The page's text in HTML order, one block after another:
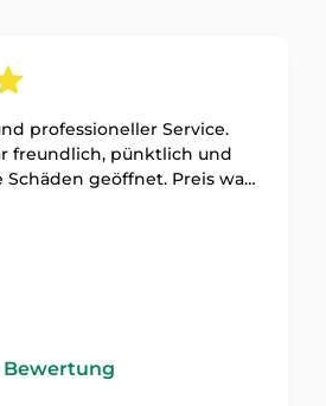
professioneller Service.
freundlich, pünktlich und
Schäden geöffnet. Preis war
klar kommuniziert.